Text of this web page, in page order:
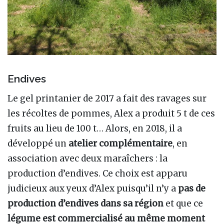
Irrigation 1 juin 2027 (J+168)
Goutte à goutte. De juin à septembre.
Taille en vert 15 juin 2027 (J+182)
Sur les pommiers et les pêchers. De mi-juin à début
De fin août à fin novembre.
Endives
Le gel printanier de 2017 a fait des ravages sur
les récoltes de pommes, Alex a produit 5 t de ces
fruits au lieu de 100 t… Alors, en 2018, il a
développé un atelier complémentaire, en
association avec deux maraîchers : la
production d’endives. Ce choix est apparu
judicieux aux yeux d’Alex puisqu’il n’y a pas de
production d’endives dans sa région et que ce
légume est commercialisé au même moment